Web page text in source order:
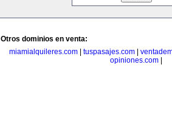
Otros dominios en venta:
miamialquileres.com
tuspasajes.com
opiniones.com